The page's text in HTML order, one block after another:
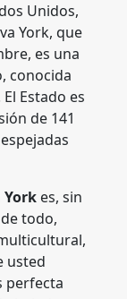
Unidos,
York, que
es una
conocida
Estado es
de 141
York es, sin
todo,
usted
perfecta